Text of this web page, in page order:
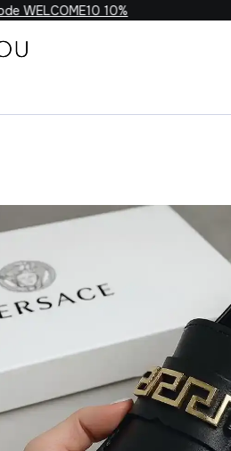
10% OFF your first order with code WELCOME10